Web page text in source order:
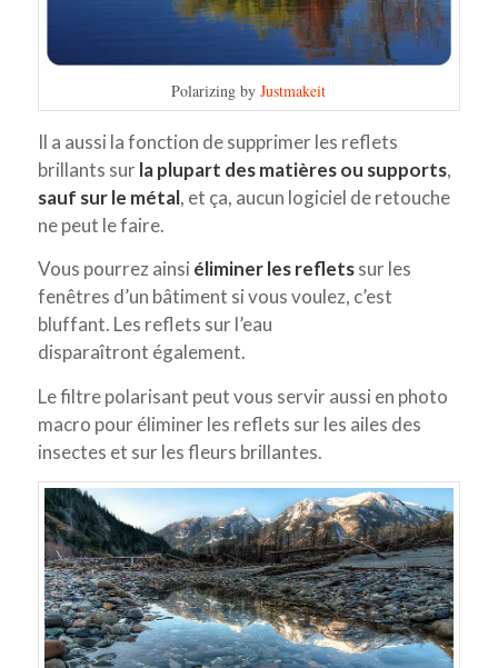
Polarizing byJustmakeit
Il a aussi la fonction de supprimer les reflets
brillants surla plupart des matières ou supports,
sauf sur le métal, et ça, aucun logiciel de retouche
ne peut le faire.
Vous pourrez ainsi éliminer les refletssur les
fenêtres d’un bâtiment si vous voulez, c’est
bluffant. Les reflets sur l’eau
disparaîtront également.
Le filtre polarisant peut vous servir aussi en photo
macro pour éliminer les reflets sur les ailes des
insectes et sur les fleurs brillantes.